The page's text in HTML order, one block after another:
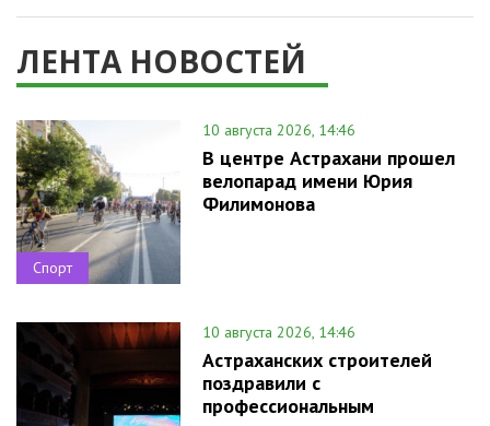
ЛЕНТА НОВОСТЕЙ
Спорт
10 августа 2026, 14:46
В центре Астрахани прошел
велопарад имени Юрия
Филимонова
10 августа 2026, 14:46
Астраханских строителей
поздравили с
профессиональным